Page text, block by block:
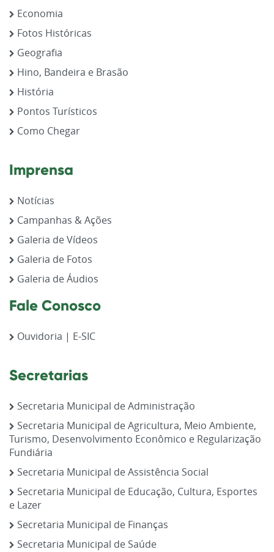
Economia
Fotos Históricas
Geografia
Hino, Bandeira e Brasão
História
Pontos Turísticos
Como Chegar
Imprensa
Notícias
Campanhas & Ações
Galeria de Vídeos
Galeria de Fotos
Galeria de Áudios
Fale Conosco
Ouvidoria | E-SIC
Secretarias
Secretaria Municipal de Administração
Secretaria Municipal de Agricultura, Meio Ambiente,
Turismo, Desenvolvimento Econômico e Regularização
Fundiária
Secretaria Municipal de Assistência Social
Secretaria Municipal de Educação, Cultura, Esportes
e Lazer
Secretaria Municipal de Finanças
Secretaria Municipal de Saúde